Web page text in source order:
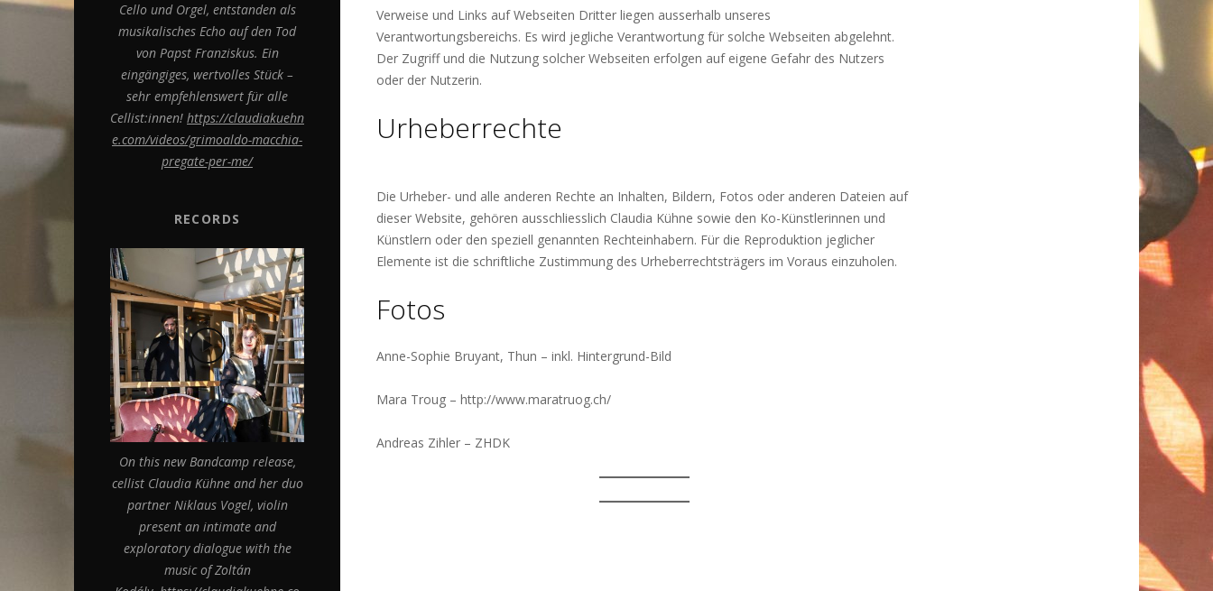
Cello und Orgel, entstanden als
musikalisches Echo auf den Tod
von Papst Franziskus. Ein
eingängiges, wertvolles Stück –
sehr empfehlenswert für alle
Cellist:innen! https://claudiakuehn
e.com/videos/grimoaldo-macchia-
pregate-per-me/
RECORDS
On this new Bandcamp release,
cellist Claudia Kühne and her duo
partner Niklaus Vogel, violin
present an intimate and
exploratory dialogue with the
music of Zoltán
Verweise und Links auf Webseiten Dritter liegen ausserhalb unseres
Verantwortungsbereichs. Es wird jegliche Verantwortung für solche Webseiten abgelehnt.
Der Zugriff und die Nutzung solcher Webseiten erfolgen auf eigene Gefahr des Nutzers
oder der Nutzerin.
Urheberrechte
Die Urheber- und alle anderen Rechte an Inhalten, Bildern, Fotos oder anderen Dateien auf
dieser Website, gehören ausschliesslich Claudia Kühne sowie den Ko-Künstlerinnen und
Künstlern oder den speziell genannten Rechteinhabern. Für die Reproduktion jeglicher
Elemente ist die schriftliche Zustimmung des Urheberrechtsträgers im Voraus einzuholen.
Fotos
Anne-Sophie Bruyant, Thun – inkl. Hintergrund-Bild
Mara Troug – http://www.maratruog.ch/
Andreas Zihler – ZHDK